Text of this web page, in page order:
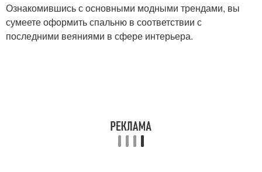
Ознакомившись с основными модными трендами, вы
сумеете оформить спальню в соответствии с
последними веяниями в сфере интерьера.